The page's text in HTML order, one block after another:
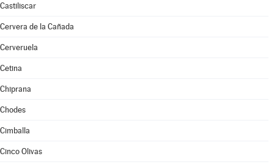
Castiliscar
Cervera de la Cañada
Cerveruela
Cetina
Chiprana
Chodes
Cimballa
Cinco Olivas